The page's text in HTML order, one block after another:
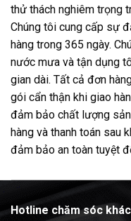
thử thách nghiêm trọng
Chúng tôi cung cấp sự
hàng trong 365 ngày.
nước mưa và tận dụng
gian dài. Tất cả đơn
gói cẩn thận khi giao
đảm bảo chất lượng
hàng và thanh toán sau
đảm bảo an toàn tuyệt
Hotline chăm sóc